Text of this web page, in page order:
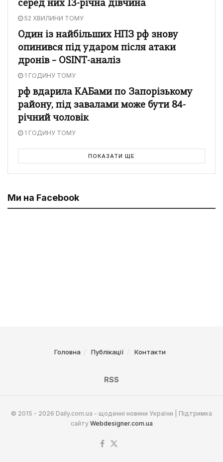
серед них 13-річна дівчина
52 ХВИЛИНИ ТОМУ
Один із найбільших НПЗ рф знову
опинився під ударом після атаки
дронів – OSINT-аналіз
1 ГОДИНУ ТОМУ
рф вдарила КАБами по Запорізькому
району, під завалами може бути 84-
річний чоловік
1 ГОДИНУ ТОМУ
ПОКАЗАТИ ЩЕ
Ми на Facebook
Головна Публікації Контакти
RSS
© 2015 - 2026 Daily.com.ua - щоденні новини України | Підтримка
сайту Webdesigner.com.ua